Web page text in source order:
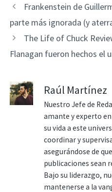
Frankenstein de
parte más ignorada (y
The Life of Chuck
Flanagan fueron hechos el
Raúl Martínez
Nuestro Jefe de
amante y experto
su vida a este
coordinar y
asegurándose de
publicaciones sean
Bajo su liderazgo,
mantenerse a la